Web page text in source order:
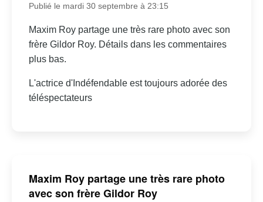
Publié le mardi 30 septembre à 23:15
Maxim Roy partage une très rare photo avec son
frère Gildor Roy. Détails dans les commentaires
plus bas.
L'actrice d'Indéfendable est toujours adorée des
téléspectateurs
Maxim Roy partage une très rare photo
avec son frère Gildor Roy